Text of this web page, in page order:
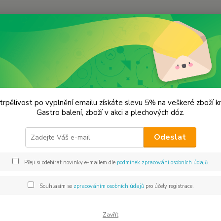
Premium koření Skořice Cejlonská mletá Prémiová kvalita
Cejlonská mletá Prémiová
má
po vyplnění emailu získáte slevu 5% na veškeré zboží
Gastro balení, zboží v akci a plechových dóz.
Odeslat
Přeji si odebírat novinky e-mailem dle podmínek zpracování osobních údajů.
Souhlasím se zpracováním osobních údajůpro účely registrace.
Zavřít